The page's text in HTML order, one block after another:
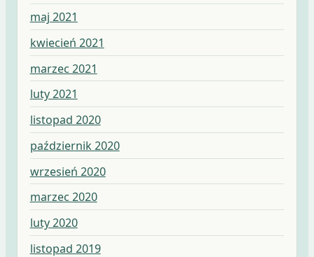
maj 2021
kwiecień 2021
marzec 2021
luty 2021
listopad 2020
październik 2020
wrzesień 2020
marzec 2020
luty 2020
listopad 2019